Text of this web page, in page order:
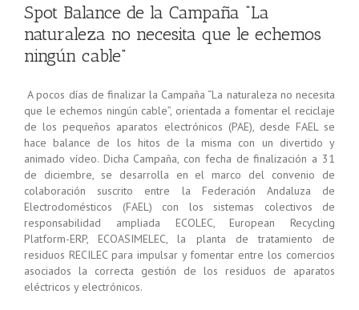
Spot Balance de la Campaña “La
naturaleza no necesita que le echemos
ningún cable”
A pocos días de finalizar la Campaña “La naturaleza no necesita
que le echemos ningún cable”, orientada a fomentar el reciclaje
de los pequeños aparatos electrónicos (PAE), desde FAEL se
hace balance de los hitos de la misma con un divertido y
animado vídeo. Dicha Campaña, con fecha de finalización a 31
de diciembre, se desarrolla en el marco del convenio de
colaboración suscrito entre la Federación Andaluza de
Electrodomésticos (FAEL) con los sistemas colectivos de
responsabilidad ampliada ECOLEC, European Recycling
Platform-ERP, ECOASIMELEC, la planta de tratamiento de
residuos RECILEC para impulsar y fomentar entre los comercios
asociados la correcta gestión de los residuos de aparatos
eléctricos y electrónicos.